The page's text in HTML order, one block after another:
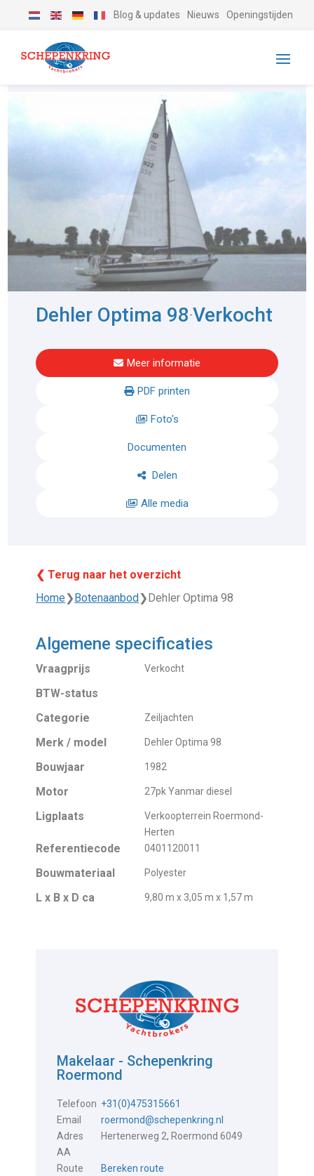
Blog & updates Nieuws Openingstijden
Dehler Optima 98-Verkocht
Meer informatie
PDF printen
Foto's
Documenten
Delen
Alle media
❮ Terug naar het overzicht
Home❯Botenaanbod❯Dehler Optima 98
Algemene specificaties
Vraagprijs Verkocht
BTW-status
Categorie
Zeiljachten
Merk / model Dehler Optima 98
Bouwjaar 1982
Motor 27pk Yanmar diesel
Ligplaats
Verkoopterrein Roermond-
Herten
Referentiecode 0401120011
Bouwmateriaal Polyester
L x B x D ca 9,80 m x 3,05 m x 1,57 m
Makelaar - Schepenkring
Roermond
Telefoon +31(0)475315661
Email
roermond@schepenkring.nl
Adres
Hertenerweg 2, Roermond 6049
AA
Route
Bereken route